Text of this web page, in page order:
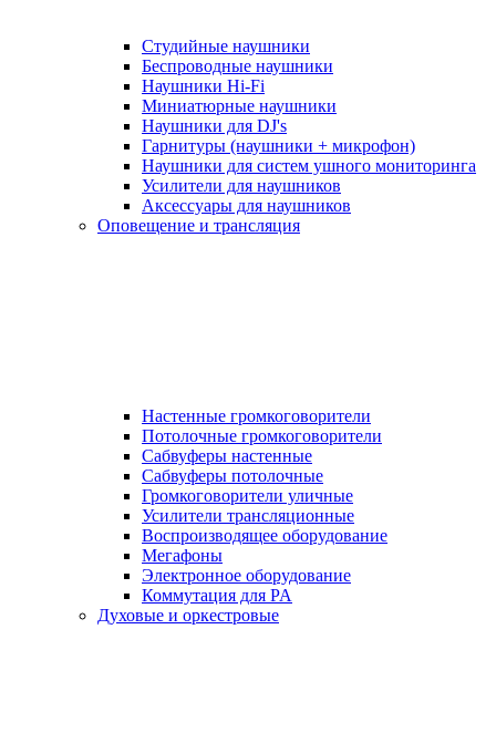
Студийные наушники
Беспроводные наушники
Наушники Hi-Fi
Миниатюрные наушники
Наушники для DJ's
Гарнитуры (наушники + микрофон)
Наушники для систем ушного мониторинга
Усилители для наушников
Аксессуары для наушников
Оповещение и трансляция
Настенные громкоговорители
Потолочные громкоговорители
Сабвуферы настенные
Сабвуферы потолочные
Громкоговорители уличные
Усилители трансляционные
Воспроизводящее оборудование
Мегафоны
Электронное оборудование
Коммутация для PA
Духовые и оркестровые